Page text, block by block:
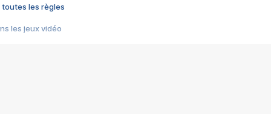
toutes les règles
les jeux vidéo